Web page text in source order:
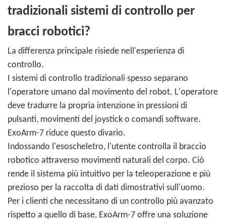
tradizionali sistemi di controllo per
bracci robotici?
La differenza principale risiede nell'esperienza di
controllo.
I sistemi di controllo tradizionali spesso separano
l'operatore umano dal movimento del robot. L'operatore
deve tradurre la propria intenzione in pressioni di
pulsanti, movimenti del joystick o comandi software.
ExoArm-7 riduce questo divario.
Indossando l'esoscheletro, l'utente controlla il braccio
robotico attraverso movimenti naturali del corpo. Ciò
rende il sistema più intuitivo per la teleoperazione e più
prezioso per la raccolta di dati dimostrativi sull'uomo.
Per i clienti che necessitano di un controllo più avanzato
rispetto a quello di base, ExoArm-7 offre una soluzione